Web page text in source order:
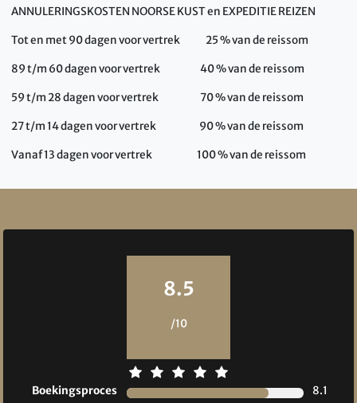
ANNULERINGSKOSTEN NOORSE KUST en EXPEDITIE REIZEN
Tot en met 90 dagen voor vertrek 25 % van de reissom
89 t/m 60 dagen voor vertrek 40 % van de reissom
59 t/m 28 dagen voor vertrek 70 % van de reissom
27 t/m 14 dagen voor vertrek 90 % van de reissom
Vanaf 13 dagen voor vertrek 100 % van de reissom
8.5
/10
Boekingsproces
8.1